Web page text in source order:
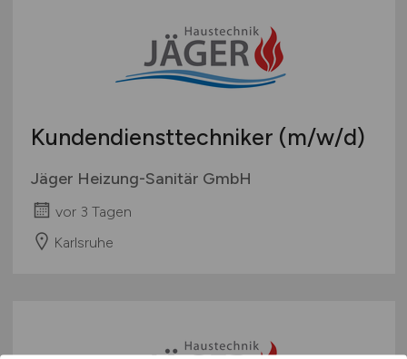
Kundendiensttechniker (m/w/d)
Jäger Heizung-Sanitär GmbH
vor 3 Tagen
Karlsruhe